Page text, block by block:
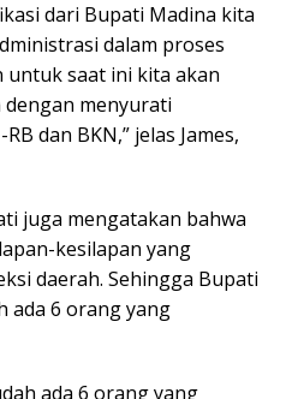
dari Bupati Madina kita
dalam proses
untuk saat ini kita akan
menyurati
dan BKN,” jelas James,
juga mengatakan bahwa
kesilapan yang
daerah. Sehingga Bupati
ada 6 orang yang
ada 6 orang yang